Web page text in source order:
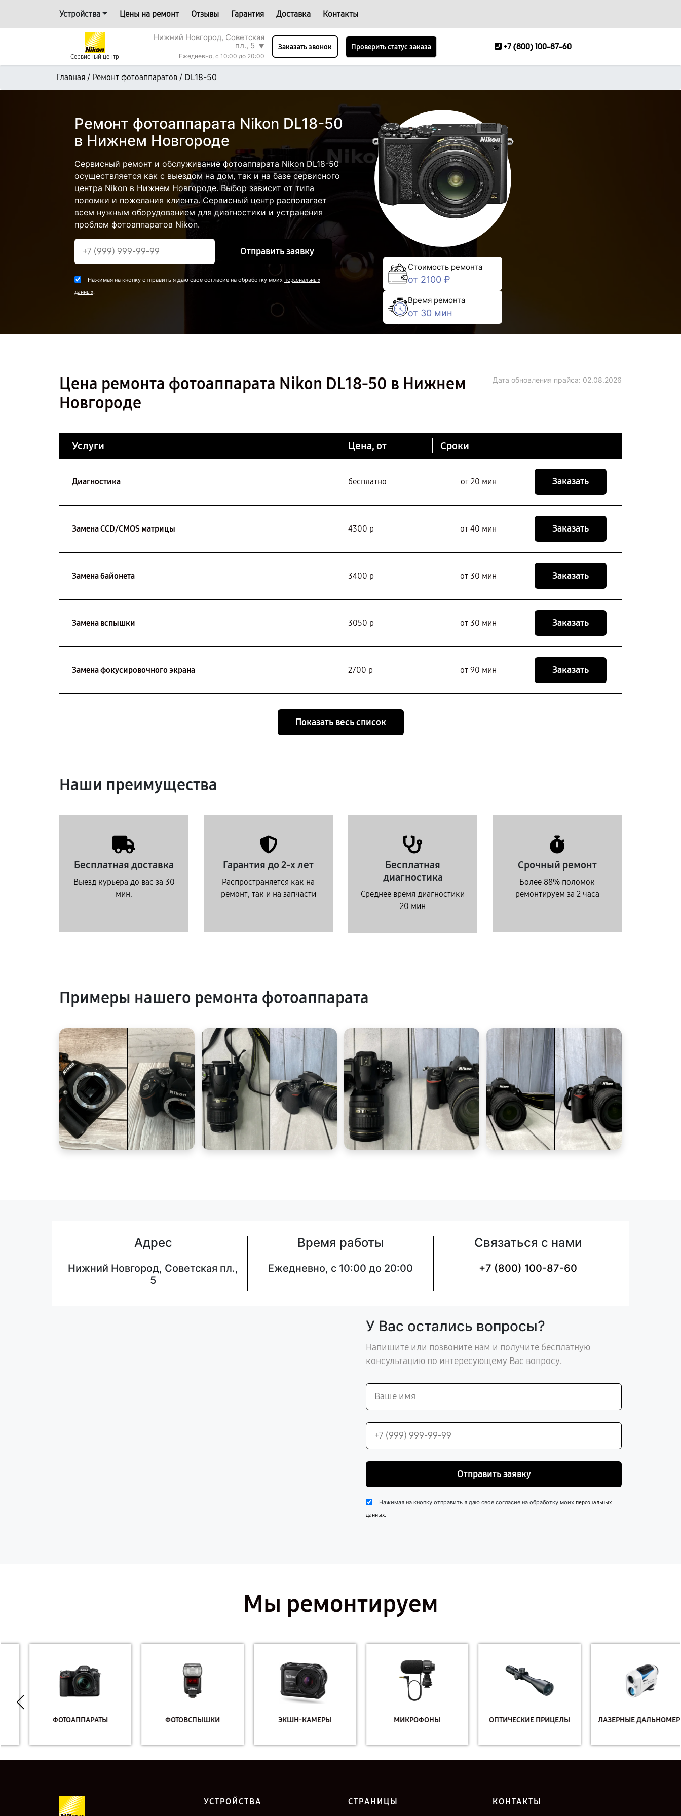
Устройства Цены на ремонт Отзывы Гарантия Доставка Контакты
Сервисный центр
Нижний Новгород, Советская
пл., 5 ▼
Ежедневно, с 10:00 до 20:00
Заказать звонок Проверить статус заказа +7 (800) 100-87-60
Главная / Ремонт фотоаппаратов / DL18-50
Ремонт фотоаппарата Nikon DL18-50
в Нижнем Новгороде
Сервисный ремонт и обслуживание фотоаппарата Nikon DL18-50
осуществляется как с выездом на дом, так и на базе сервисного
центра Nikon в Нижнем Новгороде. Выбор зависит от типа
поломки и пожелания клиента. Сервисный центр располагает
всем нужным оборудованием для диагностики и устранения
проблем фотоаппаратов Nikon.
Отправить заявку
Нажимая на кнопку отправить я даю свое согласие на обработку моих персональных
данных.
Стоимость ремонта
от 2100 ₽
Время ремонта
от 30 мин
Цена ремонта фотоаппарата Nikon DL18-50 в Нижнем
Новгороде
Дата обновления прайса: 02.08.2026
Услуги Цена, от Сроки
Диагностика бесплатно от 20 мин Заказать
Замена CCD/CMOS матрицы 4300 р от 40 мин Заказать
Замена байонета 3400 р от 30 мин Заказать
Замена вспышки 3050 р от 30 мин Заказать
Замена фокусировочного экрана 2700 р от 90 мин Заказать
Показать весь список
Наши преимущества
Бесплатная доставка
Выезд курьера до вас за 30
мин.
Гарантия до 2-х лет
Распространяется как на
ремонт, так и на запчасти
Бесплатная
диагностика
Среднее время диагностики
20 мин
Срочный ремонт
Более 88% поломок
ремонтируем за 2 часа
Примеры нашего ремонта фотоаппарата
Адрес
Нижний Новгород, Советская пл.,
5
Время работы
Ежедневно, с 10:00 до 20:00
Связаться с нами
+7 (800) 100-87-60
У Вас остались вопросы?
Напишите или позвоните нам и получите бесплатную
консультацию по интересующему Вас вопросу.
Отправить заявку
Нажимая на кнопку отправить я даю свое согласие на обработку моих персональных
данных.
Мы ремонтируем
ФОТОАППАРАТЫ ФОТОВСПЫШКИ ЭКШН-КАМЕРЫ МИКРОФОНЫ ОПТИЧЕСКИЕ ПРИЦЕЛЫ ЛАЗЕРНЫЕ ДАЛЬНОМЕРЫ
УСТРОЙСТВА СТРАНИЦЫ КОНТАКТЫ